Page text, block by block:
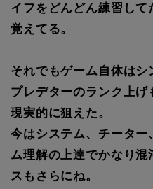
イフをどんどん練習し
覚えてる。
それでもゲーム自体は
プレデターのランク上げ
現実的に狙えた。
今はシステム、チーター
ム理解の上達でかなり
スもさらにね。